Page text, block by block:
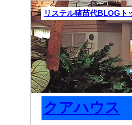
リステル猪苗代BLOGト
クアハウス